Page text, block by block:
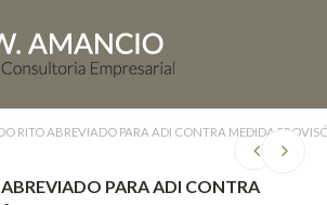
RITO ABREVIADO PARA ADI CONTRA MEDIDA
PARA ADI CONTRA